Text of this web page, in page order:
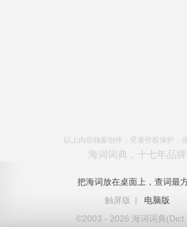
以上内容独家创作，受著作权保护，
海词词典，十七年品牌
把海词放在桌面上，查词最
触屏版
|
电脑版
©2003 - 2026 海词词典